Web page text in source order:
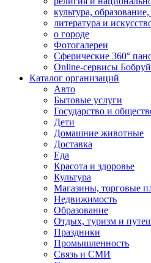
культура,
литература и
о городе
Фотогалереи
Сферические 360°
Online-сервисы
Каталог организаций
Авто
Бытовые услуги
Государство и
Дети
Домашние животные
Доставка
Еда
Красота и здоровье
Культура
Магазины, торговые
Недвижимость
Образование
Отдых, туризм и
Праздники
Промышленность
Связь и СМИ